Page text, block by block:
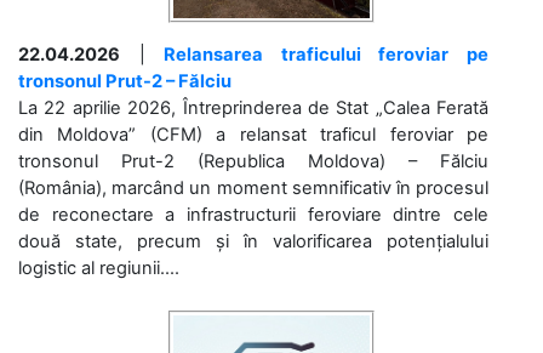
22.04.2026
Relansarea traficului feroviar pe
tronsonul Prut-2 – Fălciu
La 22 aprilie 2026, Întreprinderea de Stat „Calea Ferată
din Moldova” (CFM) a relansat traficul feroviar pe
tronsonul Prut-2 (Republica Moldova) – Fălciu
(România), marcând un moment semnificativ în procesul
de reconectare a infrastructurii feroviare dintre cele
două state, precum și în valorificarea potențialului
logistic al regiunii....